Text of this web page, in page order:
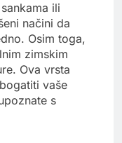
ili
načini da
Osim toga,
zimskim
Ova vrsta
vaše
s